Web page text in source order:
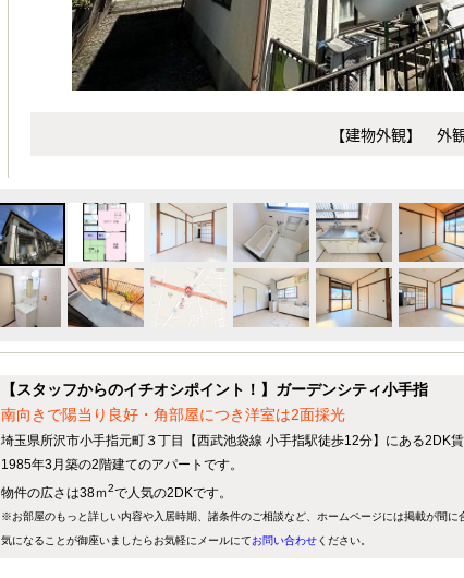
【建物外観】 外
【スタッフからのイチオシポイント！】ガーデンシティ小手指
南向きで陽当り良好・角部屋につき洋室は2面採光
埼玉県所沢市小手指元町３丁目【西武池袋線 小手指駅徒歩12分】にある2DK賃
1985年3月築の2階建てのアパートです。
物件の広さは38ｍ2で人気の2DKです。
※お部屋のもっと詳しい内容や入居時期、諸条件のご相談など、ホームページには掲載が間に
気になることが御座いましたらお気軽にメールにてお問い合わせください。